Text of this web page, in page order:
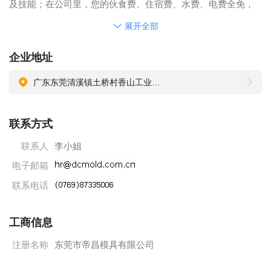
及技能；在公司里，您的伙食费、住宿费、水费、电费全免，
每周五员工有一次加餐，每年有一次调薪机会，每年公司有组
展开全部
企业地址
联系方式
联系人
李小姐
电子邮箱
联系电话
工商信息
注册名称 东莞市帝昌模具有限公司